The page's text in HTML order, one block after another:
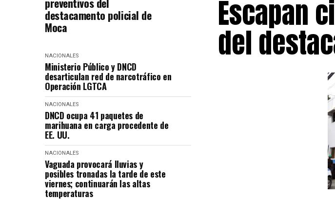
destacamento policial de
Moca
NACIONALES
Ministerio Público y DNCD
desarticulan red de narcotráfico en
Operación LGTCA
NACIONALES
DNCD ocupa 41 paquetes de
marihuana en carga procedente de
EE. UU.
NACIONALES
Vaguada provocará lluvias y
posibles tronadas la tarde de este
viernes; continuarán las altas
temperaturas
Escapan
del